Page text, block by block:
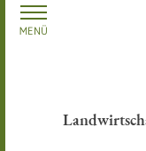
MENÜ